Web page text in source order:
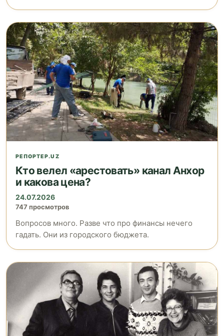
РЕПОРТЕР.UZ
Кто велел «арестовать» канал Анхор
и какова цена?
24.07.2026
747 просмотров
Вопросов много. Разве что про финансы нечего
гадать. Они из городского бюджета.